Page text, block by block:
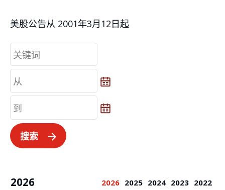
美股公告从 2001年3月12日起
从
从
到
到
搜索
2026 2026 2025 2024 2023 2022